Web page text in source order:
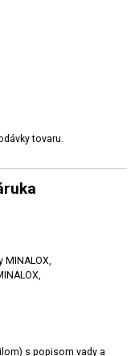
tovaru.
s popisom vady a